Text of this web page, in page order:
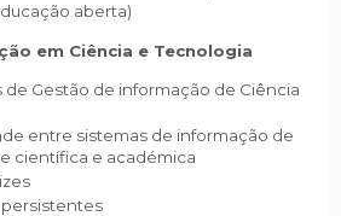
aberta)
em Ciência e Tecnologia
de Gestão de informação de Ciência
entre sistemas de informação de
científica e académica